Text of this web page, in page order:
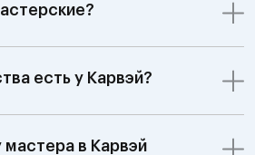
есть у Карвэй?
в Карвэй